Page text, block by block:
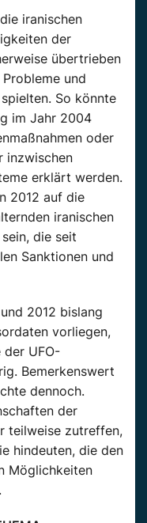
iranischen
der
übertrieben
und
So könnte
im Jahr 2004
oder
inzwischen
erklärt werden.
2012 auf die
iranischen
die seit
Sanktionen und
2012 bislang
vorliegen,
der UFO-
Bemerkenswert
dennoch.
der
teilweise zutreffen,
hindeuten, die den
Möglichkeiten